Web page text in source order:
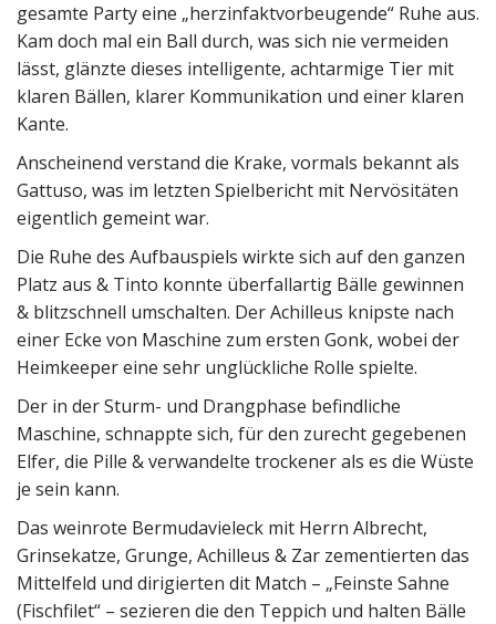
gesamte Party eine „herzinfaktvorbeugende“ Ruhe aus.
Kam doch mal ein Ball durch, was sich nie vermeiden
lässt, glänzte dieses intelligente, achtarmige Tier mit
klaren Bällen, klarer Kommunikation und einer klaren
Kante.
Anscheinend verstand die Krake, vormals bekannt als
Gattuso, was im letzten Spielbericht mit Nervösitäten
eigentlich gemeint war.
Die Ruhe des Aufbauspiels wirkte sich auf den ganzen
Platz aus & Tinto konnte überfallartig Bälle gewinnen
& blitzschnell umschalten. Der Achilleus knipste nach
einer Ecke von Maschine zum ersten Gonk, wobei der
Heimkeeper eine sehr unglückliche Rolle spielte.
Der in der Sturm- und Drangphase befindliche
Maschine, schnappte sich, für den zurecht gegebenen
Elfer, die Pille & verwandelte trockener als es die Wüste
je sein kann.
Das weinrote Bermudavieleck mit Herrn Albrecht,
Grinsekatze, Grunge, Achilleus & Zar zementierten das
Mittelfeld und dirigierten dit Match – „Feinste Sahne
(Fischfilet“ – sezieren die den Teppich und halten Bälle